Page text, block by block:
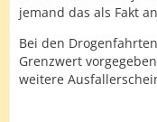
jemand das als Fakt
Bei den
Grenzwert
weitere